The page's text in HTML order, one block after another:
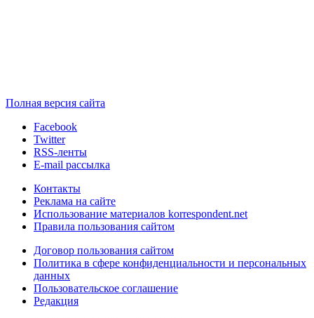
Полная версия сайта
Facebook
Twitter
RSS-ленты
E-mail рассылка
Контакты
Реклама на сайте
Использование материалов korrespondent.net
Правила пользования сайтом
Договор пользования сайтом
Политика в сфере конфиденциальности и персональных
данных
Пользовательское соглашение
Редакция